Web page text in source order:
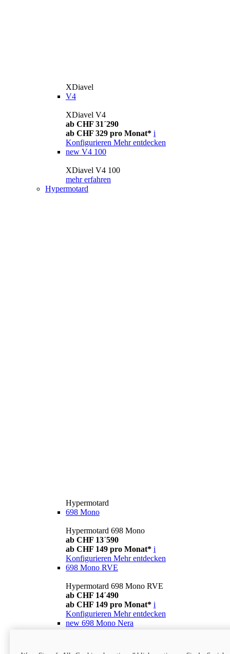
XDiavel
V4
XDiavel V4
ab CHF 31´290
ab CHF 329 pro Monat* i
Konfigurieren Mehr entdecken
new V4 100
XDiavel V4 100
mehr erfahren
Hypermotard
Hypermotard
698 Mono
Hypermotard 698 Mono
ab CHF 13´590
ab CHF 149 pro Monat* i
Konfigurieren Mehr entdecken
698 Mono RVE
Hypermotard 698 Mono RVE
ab CHF 14´490
ab CHF 149 pro Monat* i
Konfigurieren Mehr entdecken
new 698 Mono Nera
ab CHF 13´990